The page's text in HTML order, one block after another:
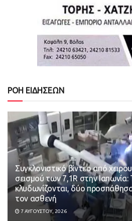
ΡΟΗ ΕΙΔΗΣΕΩΝ
Συγκλονιστικό βίντεο από
σεισμού των 7,1R στην
κλυδωνίζονται, δύο
τον ασθενή
7 ΑΥΓΟΎΣΤΟΥ, 2026